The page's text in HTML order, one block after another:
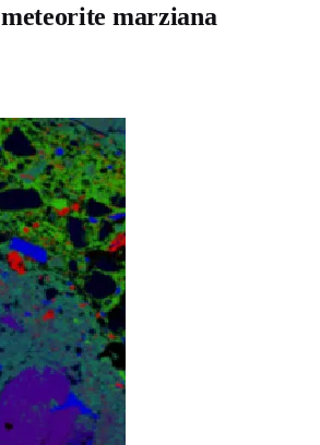
marziana